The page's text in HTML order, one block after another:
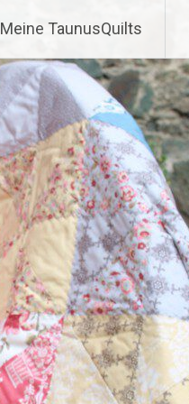
Meine TaunusQuilts